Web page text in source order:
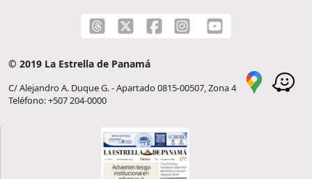
© 2019 La Estrella de Panamá
C/ Alejandro A. Duque G. - Apartado 0815-00507, Zona 4
Teléfono: +507 204-0000